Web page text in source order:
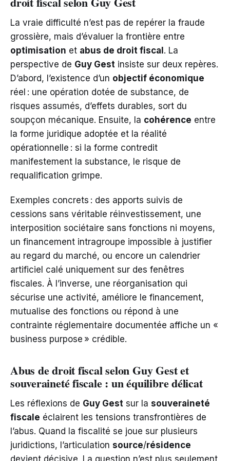
La vraie difficulté n’est pas de repérer la fraude
grossière, mais d’évaluer la frontière entre
optimisation et abus de droit fiscal . La
perspective de Guy Gest insiste sur deux repères.
D’abord, l’existence d’un objectif économique
réel : une opération dotée de substance, de
risques assumés, d’effets durables, sort du
soupçon mécanique. Ensuite, la cohérence entre
la forme juridique adoptée et la réalité
opérationnelle : si la forme contredit
manifestement la substance, le risque de
requalification grimpe.
Exemples concrets : des apports suivis de
cessions sans véritable réinvestissement, une
interposition sociétaire sans fonctions ni moyens,
un financement intragroupe impossible à justifier
au regard du marché, ou encore un calendrier
artificiel calé uniquement sur des fenêtres
fiscales. À l’inverse, une réorganisation qui
sécurise une activité, améliore le financement,
mutualise des fonctions ou répond à une
contrainte réglementaire documentée affiche un «
business purpose » crédible.
Abus de droit fiscal selon Guy Gest et
souveraineté fiscale : un équilibre délicat
Les réflexions de Guy Gest sur la souveraineté
fiscale éclairent les tensions transfrontières de
l’abus. Quand la fiscalité se joue sur plusieurs
juridictions, l’articulation source/résidence